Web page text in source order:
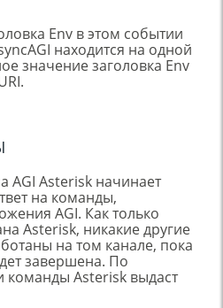
Env в этом событии
находится на одной
значение заголовка Env
AGI Asterisk начинает
на команды,
AGI. Как только
Asterisk, никакие другие
на том канале, пока
завершена. По
команды Asterisk выдаст